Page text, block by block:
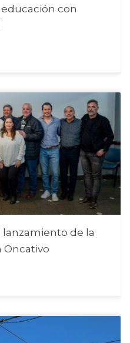
con
lanzamiento de la
Oncativo